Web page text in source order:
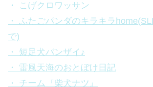
・ こげクロワッサン
・ ふたごパンダのキラキラ
で)
・ 短足犬バンザイ♪
・ 雷風天海のおとぼけ日記
・ チーム『柴犬ナツ』